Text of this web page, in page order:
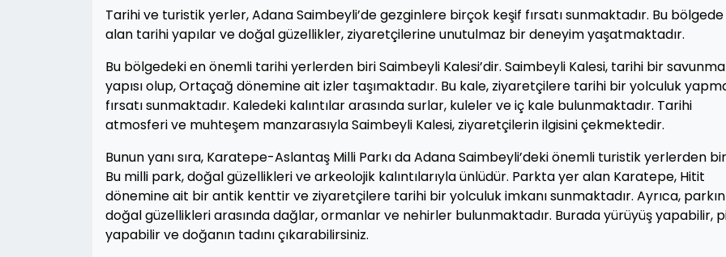
Tarihi ve turistik yerler, Adana Saimbeyli’de gezginlere birçok keşif fırsatı sunmaktadır. Bu
alan tarihi yapılar ve doğal güzellikler, ziyaretçilerine unutulmaz bir deneyim yaşatmaktadır.
Bu bölgedeki en önemli tarihi yerlerden biri Saimbeyli Kalesi’dir. Saimbeyli Kalesi, tarihi bir savunma
yapısı olup, Ortaçağ dönemine ait izler taşımaktadır. Bu kale, ziyaretçilere tarihi bir yolculuk
fırsatı sunmaktadır. Kaledeki kalıntılar arasında surlar, kuleler ve iç kale bulunmaktadır. Tarihi
atmosferi ve muhteşem manzarasıyla Saimbeyli Kalesi, ziyaretçilerin ilgisini çekmektedir.
Bunun yanı sıra, Karatepe-Aslantaş Milli Parkı da Adana Saimbeyli’deki önemli turistik yerlerden
Bu milli park, doğal güzellikleri ve arkeolojik kalıntılarıyla ünlüdür. Parkta yer alan Karatepe, Hitit
dönemine ait bir antik kenttir ve ziyaretçilere tarihi bir yolculuk imkanı sunmaktadır. Ayrıca, parkın
doğal güzellikleri arasında dağlar, ormanlar ve nehirler bulunmaktadır. Burada yürüyüş yapabilir,
yapabilir ve doğanın tadını çıkarabilirsiniz.